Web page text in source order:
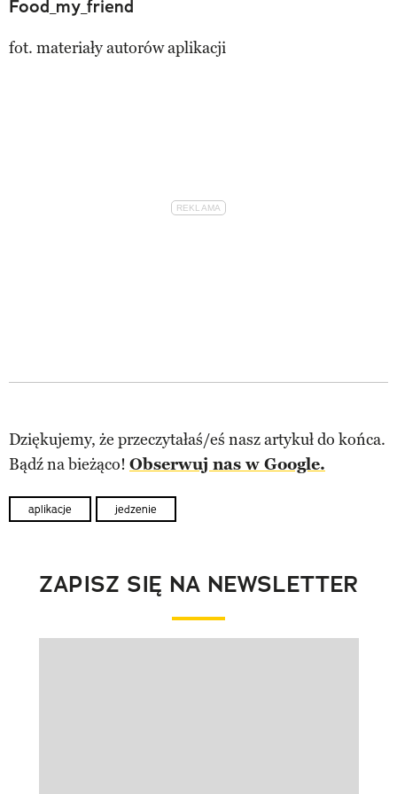
Food_my_friend
fot. materiały autorów aplikacji
Dziękujemy, że przeczytałaś/eś nasz artykuł do końca.
Bądź na bieżąco! Obserwuj nas w Google.
aplikacje jedzenie
ZAPISZ SIĘ NA NEWSLETTER